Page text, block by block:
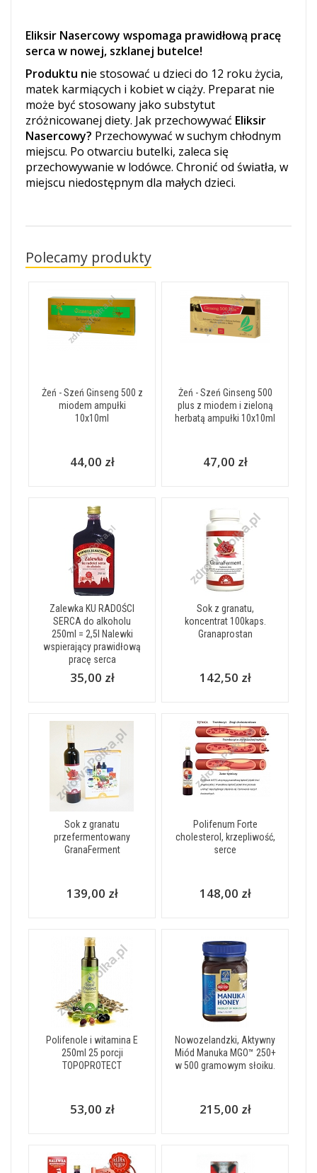
Eliksir Nasercowy wspomaga prawidłową pracę
serca w nowej, szklanej butelce!
Produktu nie stosować u dzieci do 12 roku życia,
matek karmiących i kobiet w ciąży. Preparat nie
może być stosowany jako substytut
zróżnicowanej diety. Jak przechowywać Eliksir
Nasercowy? Przechowywać w suchym chłodnym
miejscu. Po otwarciu butelki, zaleca się
przechowywanie w lodówce. Chronić od światła, w
miejscu niedostępnym dla małych dzieci.
Polecamy produkty
Żeń - Szeń Ginseng 500 z
miodem ampułki
10x10ml
44,00 zł
Żeń - Szeń Ginseng 500
plus z miodem i zieloną
herbatą ampułki 10x10ml
47,00 zł
Zalewka KU RADOŚCI
SERCA do alkoholu
250ml = 2,5l Nalewki
wspierający prawidłową
pracę serca
35,00 zł
Sok z granatu,
koncentrat 100kaps.
Granaprostan
142,50 zł
Sok z granatu
przefermentowany
GranaFerment
139,00 zł
Polifenum Forte
cholesterol, krzepliwość,
serce
148,00 zł
Polifenole i witamina E
250ml 25 porcji
TOPOPROTECT
53,00 zł
Nowozelandzki, Aktywny
Miód Manuka MGO™ 250+
w 500 gramowym słoiku.
215,00 zł